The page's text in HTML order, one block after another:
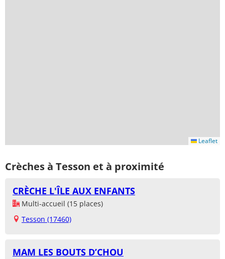
Leaflet
Crèches à Tesson et à proximité
CRÈCHE L'ÎLE AUX ENFANTS
Multi-accueil (15 places)
Tesson (17460)
MAM LES BOUTS D’CHOU